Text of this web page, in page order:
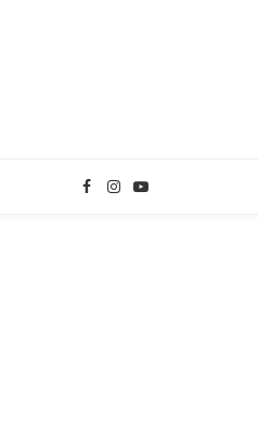
Facebook
Instagram
YouTube